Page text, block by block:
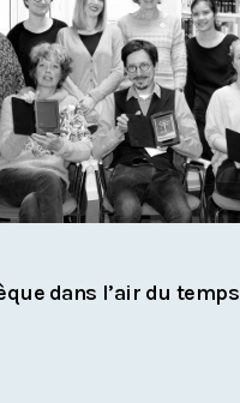
dans l’air du temps